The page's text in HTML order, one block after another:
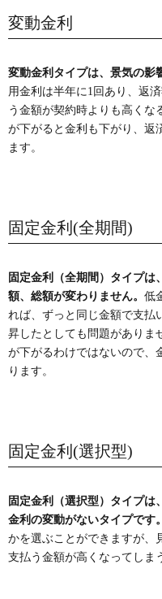
変動金利
変動金利タイプは、景気の影
用金利は半年に1回あり、返
う金額が契約時よりも高くな
が下がると金利も下がり、返
ます。
固定金利(全期間)
固定金利（全期間）タイプは
額、総額が変わりません。 低
れば、ずっと同じ金額で支払
昇したとしても問題がありま
が下がるわけではないので、
ります。
固定金利(選択型)
固定金利（選択型）タイプは
金利の変動がないタイプです。
かを選ぶことができますが、
支払う金額が高くなってしま